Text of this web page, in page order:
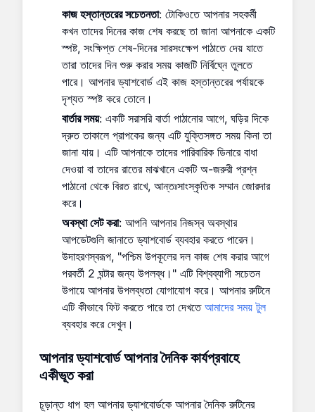
কাজ হস্তান্তরের সচেতনতা: টোকিওতে আপনার সহকর্মী
কখন তাদের দিনের কাজ শেষ করছে তা জানা আপনাকে একটি
স্পষ্ট, সংক্ষিপ্ত শেষ-দিনের সারসংক্ষেপ পাঠাতে দেয় যাতে
তারা তাদের দিন শুরু করার সময় কাজটি নির্বিঘ্নে তুলতে
পারে। আপনার ড্যাশবোর্ড এই কাজ হস্তান্তরের পর্যায়কে
দৃশ্যত স্পষ্ট করে তোলে।
বার্তার সময়: একটি সরাসরি বার্তা পাঠানোর আগে, ঘড়ির দিকে
দ্রুত তাকালে প্রাপকের জন্য এটি যুক্তিসঙ্গত সময় কিনা তা
জানা যায়। এটি আপনাকে তাদের পারিবারিক ডিনারে বাধা
দেওয়া বা তাদের রাতের মাঝখানে একটি অ-জরুরী প্রশ্ন
পাঠানো থেকে বিরত রাখে, আন্তঃসাংস্কৃতিক সম্মান জোরদার
করে।
অবস্থা সেট করা: আপনি আপনার নিজস্ব অবস্থার
আপডেটগুলি জানাতে ড্যাশবোর্ড ব্যবহার করতে পারেন।
উদাহরণস্বরূপ, "পশ্চিম উপকূলের দল কাজ শেষ করার আগে
পরবর্তী 2 ঘন্টার জন্য উপলব্ধ।" এটি বিশ্বব্যাপী সচেতন
উপায়ে আপনার উপলব্ধতা যোগাযোগ করে। আপনার রুটিনে
এটি কীভাবে ফিট করতে পারে তা দেখতে আমাদের সময় টুল
ব্যবহার করে দেখুন।
আপনারড্যাশবোর্ডআপনার দৈনিক কার্যপ্রবাহে
একীভূত করা
চূড়ান্ত ধাপ হল আপনার ড্যাশবোর্ডকে আপনার দৈনিক রুটিনের